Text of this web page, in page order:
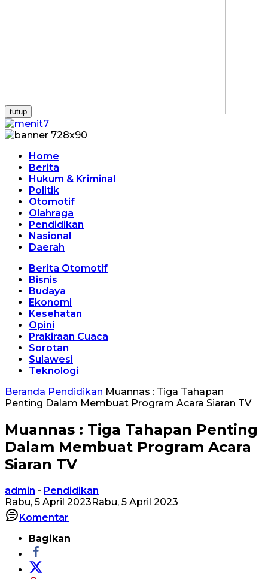
tutup
Home
Berita
Hukum & Kriminal
Politik
Otomotif
Olahraga
Pendidikan
Nasional
Daerah
Berita Otomotif
Bisnis
Budaya
Ekonomi
Kesehatan
Opini
Prakiraan Cuaca
Sorotan
Sulawesi
Teknologi
Beranda Pendidikan Muannas : Tiga Tahapan
Penting Dalam Membuat Program Acara Siaran TV
Muannas : Tiga Tahapan Penting
Dalam Membuat Program Acara
Siaran TV
admin - Pendidikan
Rabu, 5 April 2023Rabu, 5 April 2023
Komentar
Bagikan